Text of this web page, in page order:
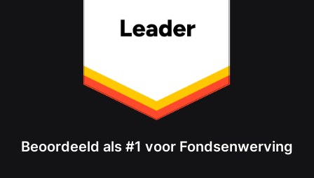
Beoordeeld als #1 voor Fondsenwerving